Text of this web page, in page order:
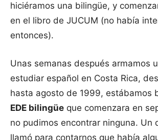
hiciéramos una bilingüe, y
en el libro de JUCUM (no había
entonces).
Unas semanas después armamos
estudiar español en Costa Rica,
hasta agosto de 1999, estábamos
EDE bilingüe que comenzara en
no pudimos encontrar ninguna. Un
llamó para contarnos que había